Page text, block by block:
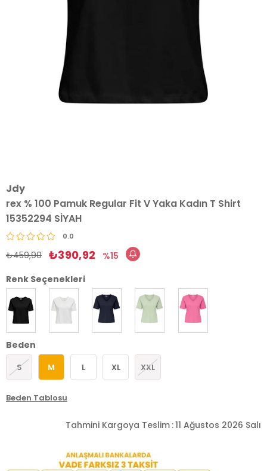
Jdy
rex % 100 Pamuk Regular Fit V Yaka Kadın T Shirt
15352294 SİYAH
0.0
₺459,90 ₺390,92
15
Renk Seçenekleri
Beden
S M L XL XXL
Beden Tablosu
Tahmini Kargoya Teslim :11 Ağustos 2026 Salı